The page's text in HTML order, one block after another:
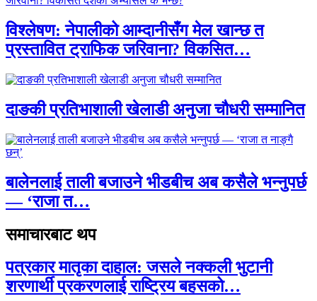
विश्लेषण: नेपालीको आम्दानीसँग मेल खान्छ त
प्रस्तावित ट्राफिक जरिवाना? विकसित…
दाङकी प्रतिभाशाली खेलाडी अनुजा चौधरी सम्मानित
बालेनलाई ताली बजाउने भीडबीच अब कसैले भन्नुपर्छ
— ‘राजा त…
समाचारबाट थप
पत्रकार मातृका दाहाल: जसले नक्कली भुटानी
शरणार्थी प्रकरणलाई राष्ट्रिय बहसको…